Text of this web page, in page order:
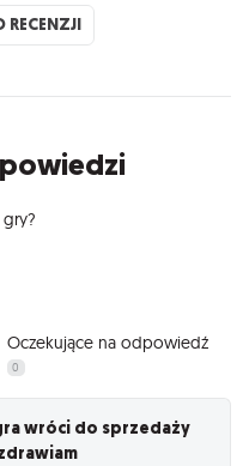
RECENZJI
Oczekujące na odpowiedź
0
wróci do sprzedaży